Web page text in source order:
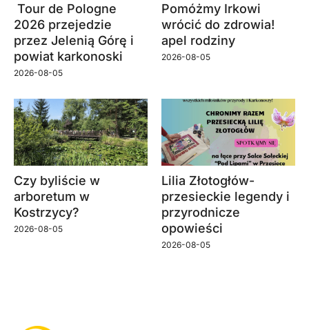
Tour de Pologne
2026 przejedzie
przez Jelenią Górę i
powiat karkonoski
2026-08-05
Pomóżmy Irkowi
wrócić do zdrowia!
apel rodziny
2026-08-05
Czy byliście w
arboretum w
Kostrzycy?
2026-08-05
Lilia Złotogłów-
przesieckie legendy i
przyrodnicze
opowieści
2026-08-05